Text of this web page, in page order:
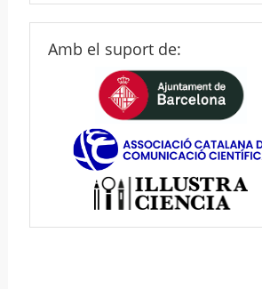
Amb el suport de: